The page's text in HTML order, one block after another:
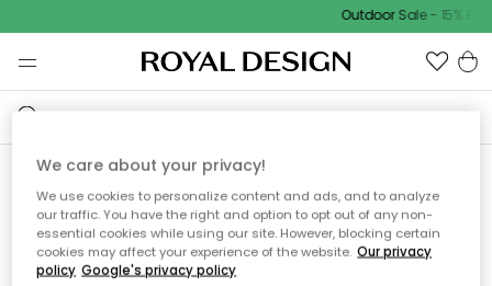
Outdoor Sale - 15%
Vi hittar tyvärr inte sidan du
söker
We care about your privacy!
We use cookies to personalize content and ads, and to analyze
our traffic. You have the right and option to opt out of any non-
essential cookies while using our site. However, blocking certain
cookies may affect your experience of the website. Our privacy
policy Google's privacy policy